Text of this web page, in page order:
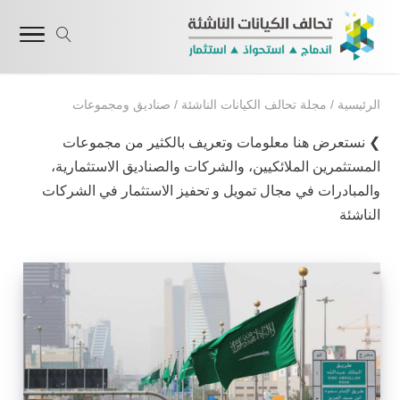
الرئيسية / مجلة تحالف الكيانات الناشئة / صناديق ومجموعات
❯ نستعرض هنا معلومات وتعريف بالكثير من مجموعات
المستثمرين الملائكيين، والشركات والصناديق الاستثمارية،
والمبادرات في مجال تمويل و تحفيز الاستثمار في الشركات
الناشئة